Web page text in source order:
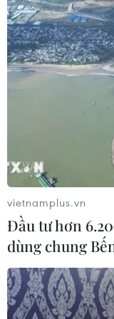
Tổng Biên tập:
Phó Tổng Biên tập:
THỦY
Dịch vụ tin
Liên hệ
cấp ngày 11/9/2008.
Quảng cáo: Phó TBT
tamvna@gmail.com
vietnamplus.vn
Đầu tư hơn
dùng chung